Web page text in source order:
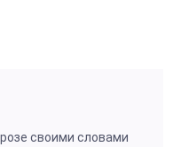
своими словами